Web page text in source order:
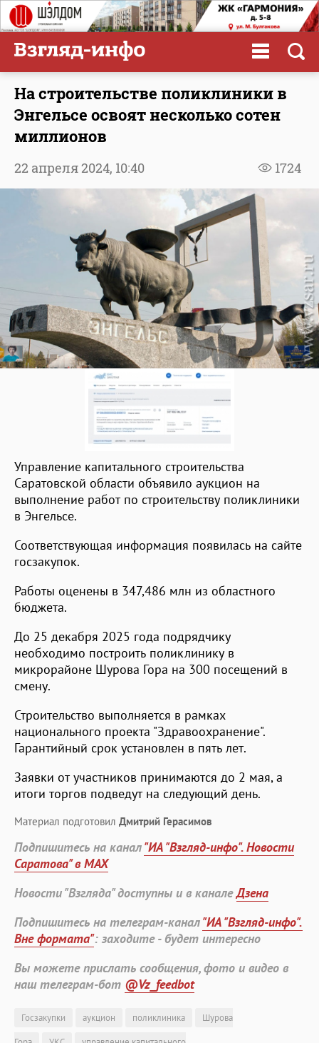
На строительстве поликлиники в
Энгельсе освоят несколько сотен
миллионов
1724
22 апреля 2024, 10:40
Управление капитального строительства
Саратовской области объявило аукцион на
выполнение работ по строительству поликлиники
в Энгельсе.
Соответствующая информация появилась на сайте
госзакупок.
Работы оценены в 347,486 млн из областного
бюджета.
До 25 декабря 2025 года подрядчику
необходимо построить поликлинику в
микрорайоне Шурова Гора на 300 посещений в
смену.
Строительство выполняется в рамках
национального проекта "Здравоохранение".
Гарантийный срок установлен в пять лет.
Заявки от участников принимаются до 2 мая, а
итоги торгов подведут на следующий день.
Материал подготовил Дмитрий Герасимов
Подпишитесь на канал"ИА "Взгляд-инфо". Новости
Саратова" в MAX
Новости "Взгляда" доступны и в каналеДзена
Подпишитесь на телеграм-канал"ИА "Взгляд-инфо".
Вне формата": заходите - будет интересно
Вы можете прислать сообщения, фото и видео в
наш телеграм-бот @Vz_feedbot
Госзакупки аукцион поликлиника
Шурова